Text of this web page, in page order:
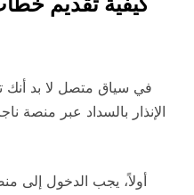
في سياق متصل لا بد
الإنذار بالسداد عبر منصة
أولاً، يجب الدخول إلى